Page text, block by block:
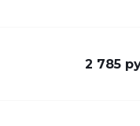
2 785